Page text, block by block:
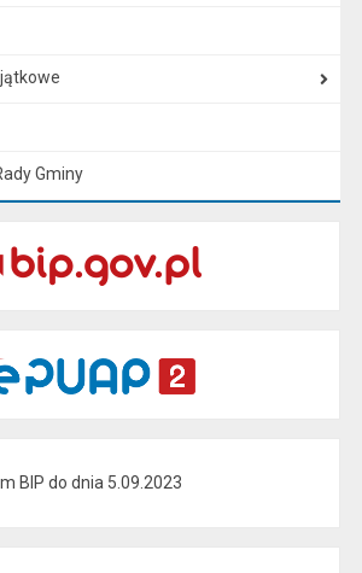
Gminy
BIP do dnia 5.09.2023